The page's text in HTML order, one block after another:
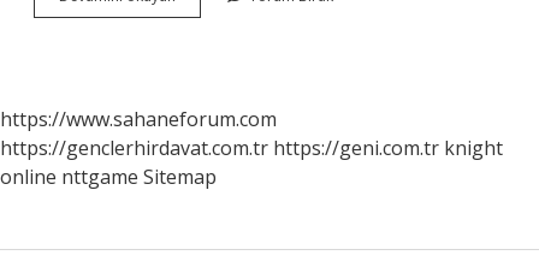
Kime
https://www.sahaneforum.com
https://genclerhirdavat.com.tr https://geni.com.tr knight
online nttgame Sitemap